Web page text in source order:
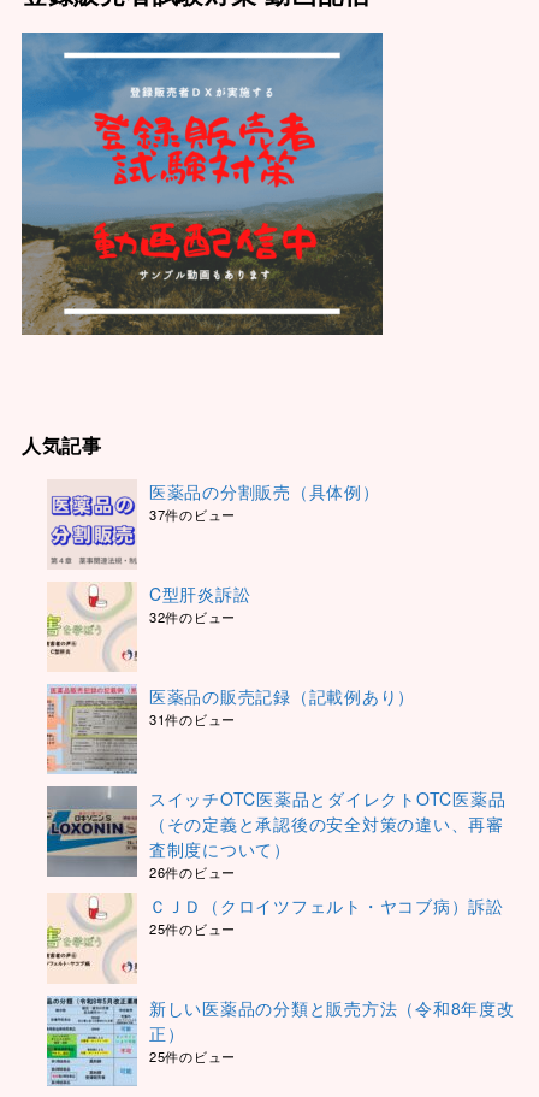
人気記事
医薬品の分割販売（具体例）
37件のビュー
C型肝炎訴訟
32件のビュー
医薬品の販売記録（記載例あり）
31件のビュー
スイッチOTC医薬品とダイレクトOTC医薬品
（その定義と承認後の安全対策の違い、再審
査制度について）
26件のビュー
ＣＪＤ（クロイツフェルト・ヤコブ病）訴訟
25件のビュー
新しい医薬品の分類と販売方法（令和8年度改
正）
25件のビュー